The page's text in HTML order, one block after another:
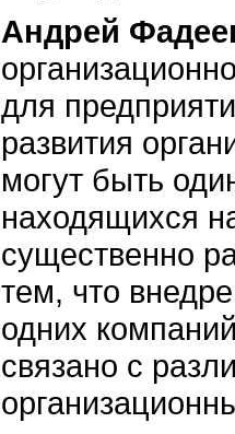
Андрей
для
развития
могут быть
находящихся
существенно
тем, что
одних
связано с